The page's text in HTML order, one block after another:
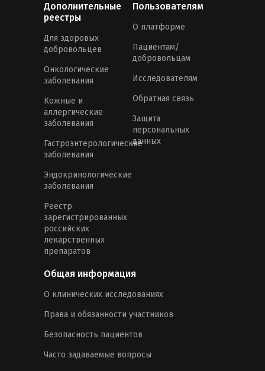
Дополнительные
реестры
Для здоровых
добровольцев
Онкологические
заболевания
Кожные и
аллергические
заболевания
Гастроэнтерологические
заболевания
Эндокринологические
заболевания
Реестр
зарегистрированных
российских
лекарственных
препаратов
Пользователям
О платформе
Пациентам/
добровольцам
Исследователям
Обратная связь
Защита
персональных
данных
Общая информация
О клинических исследованиях
Права и обязанности участников
Безопасность пациентов
Часто задаваемые вопросы